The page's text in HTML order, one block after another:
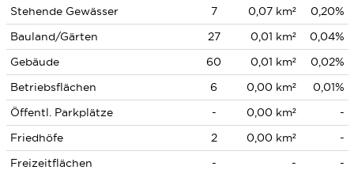
Stehende Gewässer 7 0,07 km²
0,20%
Bauland/Gärten
27 0,01 km²
0,04%
Gebäude
60 0,01 km²
0,02%
Betriebsflächen
6 0,00 km²
0,01%
Öffentl. Parkplätze
- 0,00 km²
-
Friedhöfe
2 0,00 km²
-
Freizeitflächen
- -
-